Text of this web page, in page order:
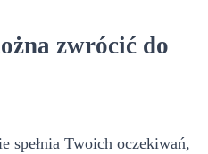
zwrócić do
spełnia Twoich oczekiwań,